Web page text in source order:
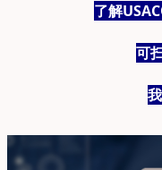
了解
可